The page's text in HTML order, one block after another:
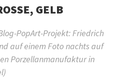
GELB
PopArt-Projekt: Friedrich
auf einem Foto nachts auf
Porzellanmanufaktur in